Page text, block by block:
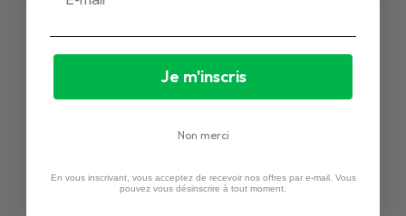
Je m'inscris
Non merci
En vous inscrivant, vous acceptez de recevoir nos offres par e-mail. Vous
pouvez vous désinscrire à tout moment.